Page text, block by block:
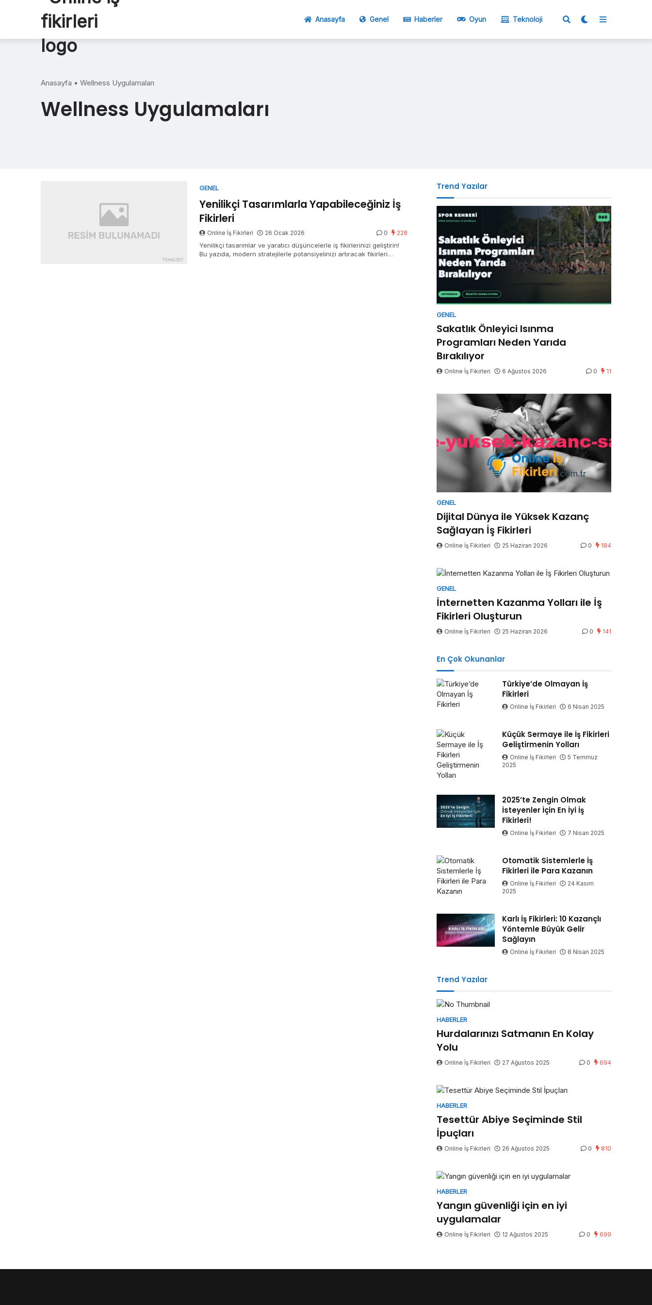
Anasayfa Genel Haberler Oyun Teknoloji
Anasayfa • Wellness Uygulamaları
Wellness Uygulamaları
GENEL
Yenilikçi Tasarımlarla Yapabileceğiniz İş
Fikirleri
Online İş Fikirleri 26 Ocak 2026 0 228
Yenilikçi tasarımlar ve yaratıcı düşüncelerle iş fikirlerinizi geliştirin!
Bu yazıda, modern stratejilerle potansiyelinizi artıracak fikirleri
Trend Yazılar
GENEL
Sakatlık Önleyici Isınma
Programları Neden Yarıda
Bırakılıyor
Online İş Fikirleri 6 Ağustos 2026 0 11
GENEL
Dijital Dünya ile Yüksek Kazanç
Sağlayan İş Fikirleri
Online İş Fikirleri 25 Haziran 2026 0 184
GENEL
İnternetten Kazanma Yolları ile İş
Fikirleri Oluşturun
Online İş Fikirleri 25 Haziran 2026 0 141
En Çok Okunanlar
Türkiye’de Olmayan İş
Fikirleri
Online İş Fikirleri 6 Nisan 2025
Küçük Sermaye ile İş Fikirleri
Geliştirmenin Yolları
Online İş Fikirleri
5 Temmuz
2025
2025’te Zengin Olmak
İsteyenler İçin En İyi İş
Fikirleri!
Online İş Fikirleri 7 Nisan 2025
Otomatik Sistemlerle İş
Fikirleri ile Para Kazanın
Online İş Fikirleri
24 Kasım
2025
Karlı İş Fikirleri: 10 Kazançlı
Yöntemle Büyük Gelir
Sağlayın
Online İş Fikirleri 8 Nisan 2025
Trend Yazılar
HABERLER
Hurdalarınızı Satmanın En Kolay
Yolu
Online İş Fikirleri 27 Ağustos 2025 0 694
HABERLER
Tesettür Abiye Seçiminde Stil
İpuçları
Online İş Fikirleri 26 Ağustos 2025 0 810
HABERLER
Yangın güvenliği için en iyi
uygulamalar
Online İş Fikirleri 12 Ağustos 2025 0 699